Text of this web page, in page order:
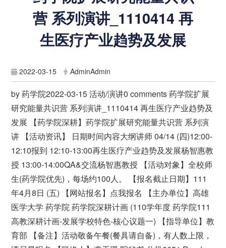
营 系列演讲_1110414 再
生医疗产业趋势及发展
2022-03-15 AdminAdmin
by 药学院2022-03-15 活动/演讲0 comments 药学院扩展
研究能量共识营 系列演讲_1110414 再生医疗产业趋势及
发展 【药学院深耕】药学院扩展研究能量共识营 系列演
讲 【活动资讯】 日期时间内容大纲讲师 04/14 (四)12:00-
12:10报到 12:10-13:00再生医疗产业趋势及发展杨智惠教
授 13:00-14:00QA&交流杨智惠教授 【活动对象】全校师
生(药学院优先)，每场约100人。 【报名截止日期】111
年4月8日 (五) 【网站报名】点我报名 【主办单位】高雄
医学大学 药学院 药学院深耕计画 (110学年度 药学院111
高教深耕计画-发展学校特色-核心议题一) 【指导单位】教
育部 【备注】活动敬备午餐(餐具请自备)，有人数上限，